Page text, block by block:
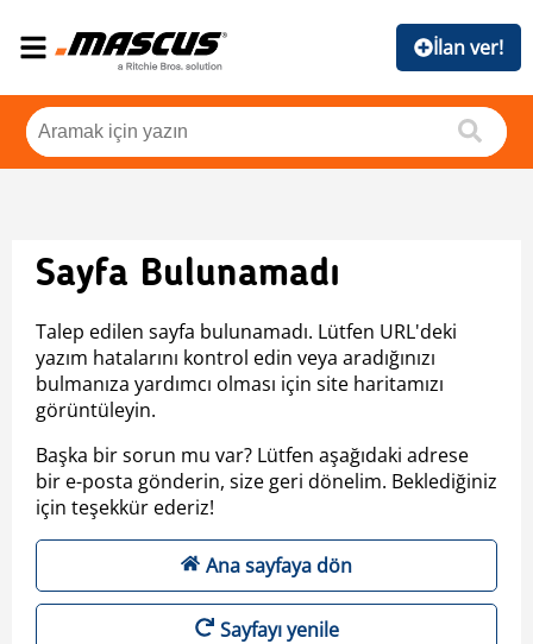
İlan ver!
Sayfa Bulunamadı
Talep edilen sayfa bulunamadı. Lütfen URL'deki
yazım hatalarını kontrol edin veya aradığınızı
bulmanıza yardımcı olması için site haritamızı
görüntüleyin.
Başka bir sorun mu var? Lütfen aşağıdaki adrese
bir e-posta gönderin, size geri dönelim. Beklediğiniz
için teşekkür ederiz!
Ana sayfaya dön
Sayfayı yenile